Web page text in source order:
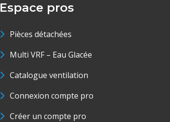
Espace pros
Pièces détachées
Multi VRF – Eau Glacée
Catalogue ventilation
Connexion compte pro
Créer un compte pro